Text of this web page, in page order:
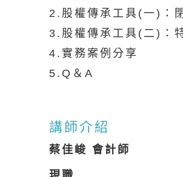
2.股權傳承工具(一)：
3.股權傳承工具(二)：
4.實務案例分享
5.Q＆A
講師介紹
蔡佳峻 會計師